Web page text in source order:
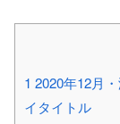
1 2020年12月
イタイトル